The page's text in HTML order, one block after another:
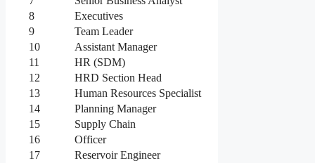
8
Executives
9
Team Leader
10
Assistant Manager
11
HR (SDM)
12
HRD Section Head
13
Human Resources Specialist
14
Planning Manager
15
Supply Chain
16
Officer
17
Reservoir Engineer